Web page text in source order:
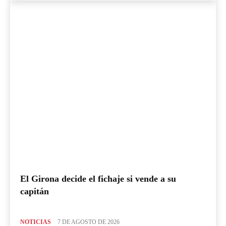
El Girona decide el fichaje si vende a su
capitán
NOTICIAS 7 DE AGOSTO DE 2026